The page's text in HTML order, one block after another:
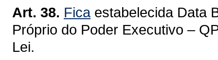
Art. 38. Ficaestabelecida Data
Próprio do Poder Executivo –
Lei.